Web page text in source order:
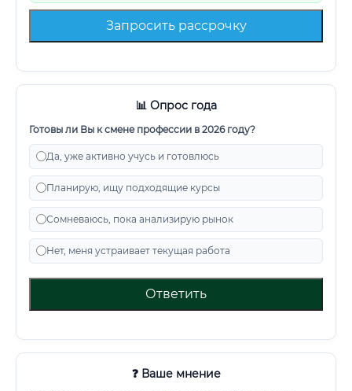
Запросить рассрочку
📊 Опрос года
Готовы ли Вы к смене профессии в 2026 году?
Да, уже активно учусь и готовлюсь
Планирую, ищу подходящие курсы
Сомневаюсь, пока анализирую рынок
Нет, меня устраивает текущая работа
Ответить
❓ Ваше мнение